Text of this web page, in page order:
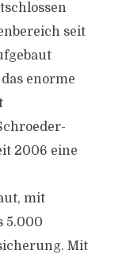
seit
enorme
2006 eine
mit
5.000
Mit